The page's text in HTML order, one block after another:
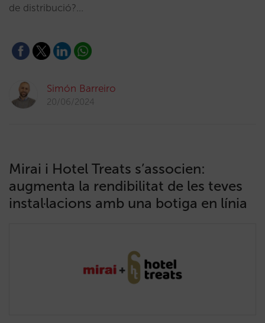
de distribució?…
Simón Barreiro
20/06/2024
Mirai i Hotel Treats s’associen:
augmenta la rendibilitat de les teves
instal·lacions amb una botiga en línia